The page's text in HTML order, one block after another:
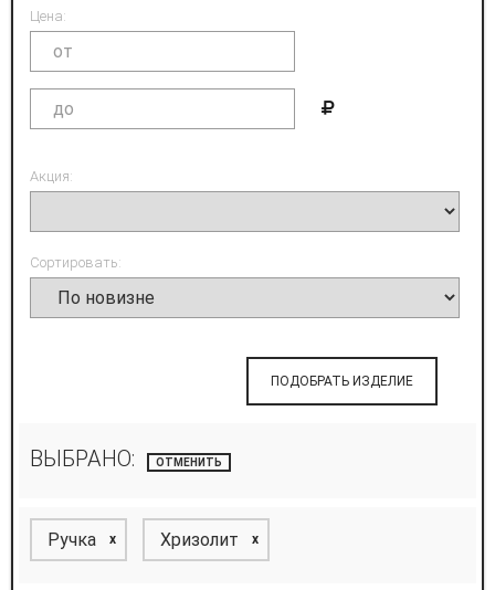
Цена:
Акция:
Сортировать:
ПОДОБРАТЬ ИЗДЕЛИЕ
ВЫБРАНО: ОТМЕНИТЬ
Ручка x Хризолит x